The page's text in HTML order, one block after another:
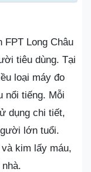
FPT Long Châu
tiêu dùng. Tại
loại máy đo
nổi tiếng. Mỗi
dụng chi tiết,
lớn tuổi.
kim lấy máu,